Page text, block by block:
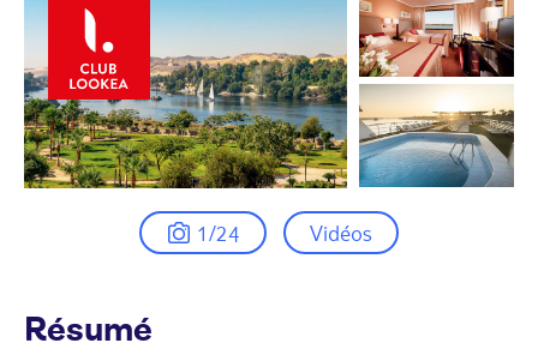
1/24 Vidéos
Résumé